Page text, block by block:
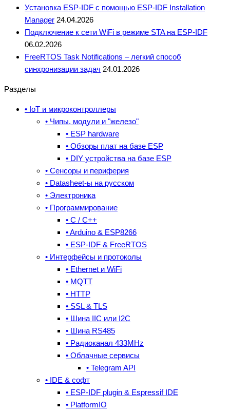
Установка ESP-IDF с помощью ESP-IDF Installation
Manager 24.04.2026
Подключение к сети WiFi в режиме STA на ESP-IDF
06.02.2026
FreeRTOS Task Notifications – легкий способ
синхронизации задач 24.01.2026
Разделы
• IoT и микроконтроллеры
• Чипы, модули и "железо"
• ESP hardware
• Обзоры плат на базе ESP
• DIY устройства на базе ESP
• Сенсоры и периферия
• Datasheet-ы на русском
• Электроника
• Программирование
• C / C++
• Arduino & ESP8266
• ESP-IDF & FreeRTOS
• Интерфейсы и протоколы
• Ethernet и WiFi
• MQTT
• HTTP
• SSL & TLS
• Шина IIC или I2C
• Шина RS485
• Радиоканал 433MHz
• Облачные сервисы
• Telegram API
• IDE & cофт
• ESP-IDF plugin & Espressif IDE
• PlatformIO